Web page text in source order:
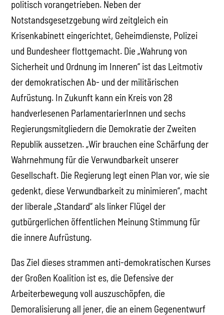
politisch vorangetrieben. Neben der
Notstandsgesetzgebung wird zeitgleich ein
Krisenkabinett eingerichtet, Geheimdienste, Polizei
und Bundesheer flottgemacht. Die „Wahrung von
Sicherheit und Ordnung im Inneren“ ist das Leitmotiv
der demokratischen Ab- und der militärischen
Aufrüstung. In Zukunft kann ein Kreis von 28
handverlesenen ParlamentarierInnen und sechs
Regierungsmitgliedern die Demokratie der Zweiten
Republik aussetzen. „Wir brauchen eine Schärfung der
Wahrnehmung für die Verwundbarkeit unserer
Gesellschaft. Die Regierung legt einen Plan vor, wie sie
gedenkt, diese Verwundbarkeit zu minimieren“, macht
der liberale „Standard“ als linker Flügel der
gutbürgerlichen öffentlichen Meinung Stimmung für
die innere Aufrüstung.
Das Ziel dieses strammen anti-demokratischen Kurses
der Großen Koalition ist es, die Defensive der
Arbeiterbewegung voll auszuschöpfen, die
Demoralisierung all jener, die an einem Gegenentwurf